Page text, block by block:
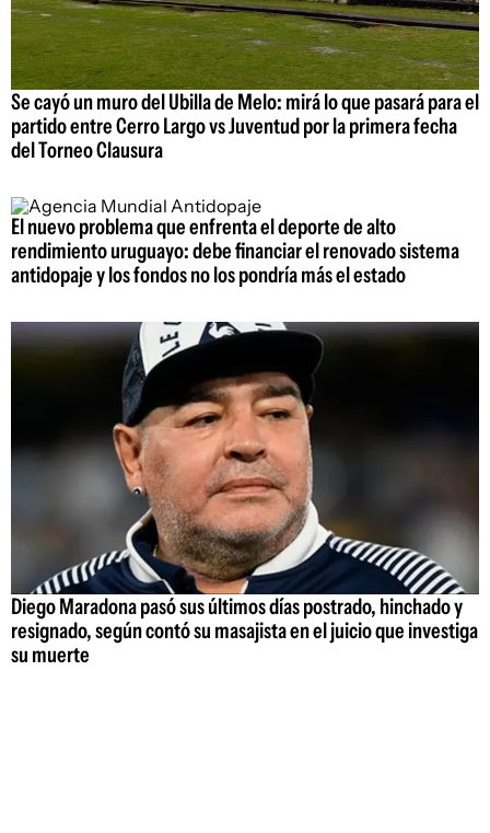
Se cayó un muro del Ubilla de Melo: mirá lo que pasará para el
partido entre Cerro Largo vs Juventud por la primera fecha
del Torneo Clausura
El nuevo problema que enfrenta el deporte de alto
rendimiento uruguayo: debe financiar el renovado sistema
antidopaje y los fondos no los pondría más el estado
Diego Maradona pasó sus últimos días postrado, hinchado y
resignado, según contó su masajista en el juicio que investiga
su muerte